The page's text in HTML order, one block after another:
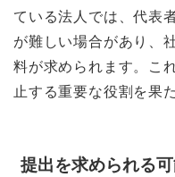
ている法人では、代表
が難しい場合があり、
料が求められます。こ
止する重要な役割を果
提出を求められる